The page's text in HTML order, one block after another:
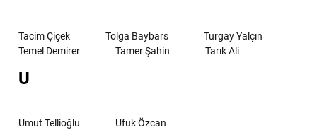
Tacim Çiçek Tolga Baybars
Turgay Yalçın
Temel Demirer
Tamer Şahin Tarık Ali
U
Umut Tellioğlu Ufuk Özcan